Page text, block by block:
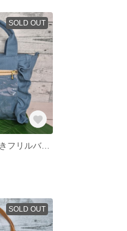
SOLD OUT
クリアポケット付きフリルバック
SOLD OUT